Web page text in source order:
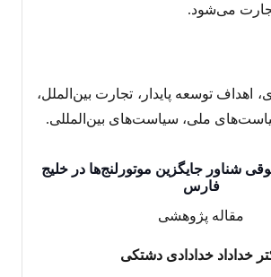
می‌‌شود.
اهداف توسعه پایدار، تجارت بین‌‌الملل،
ملی، سیاست‌‌های بین‌‌المللی.
شناور جایگزین موتورلنج‌‌ها در خلیج
فارس
مقاله پژوهشی
خداداد خدادادی دشتکی